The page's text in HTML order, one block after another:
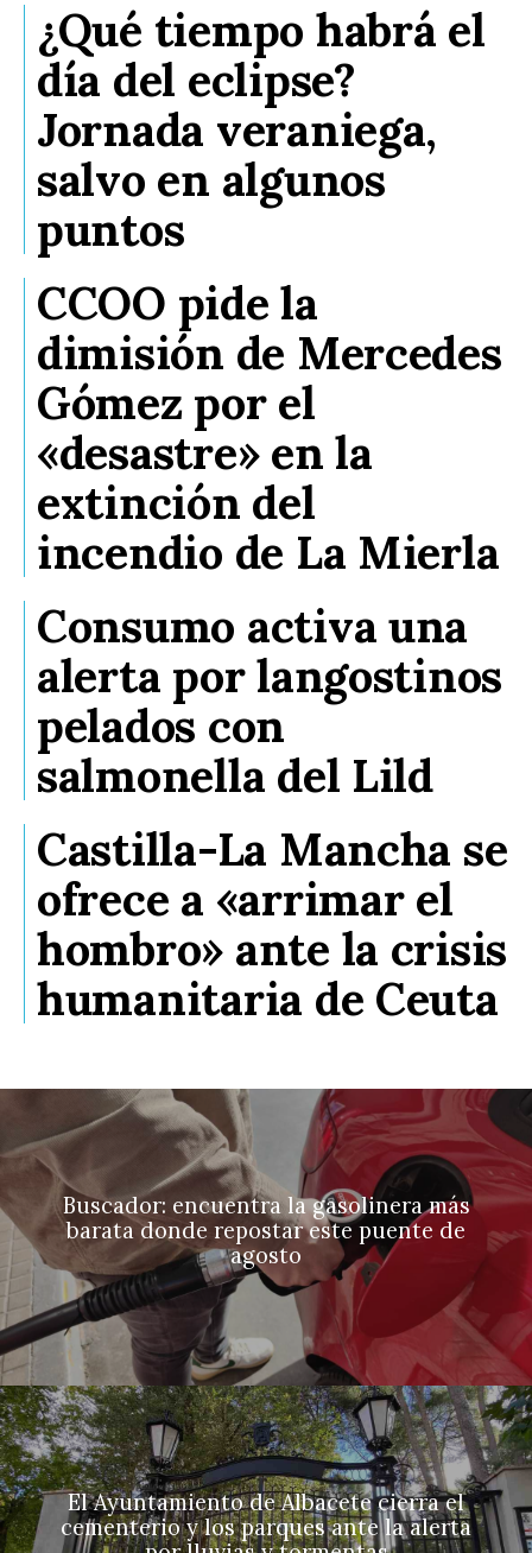
¿Qué tiempo habrá el
día del eclipse?
Jornada veraniega,
salvo en algunos
puntos
CCOO pide la
dimisión de Mercedes
Gómez por el
«desastre» en la
extinción del
incendio de La Mierla
Consumo activa una
alerta por langostinos
pelados con
salmonella del Lild
Castilla-La Mancha se
ofrece a «arrimar el
hombro» ante la crisis
humanitaria de Ceuta
Buscador: encuentra la gasolinera más
barata donde repostar este puente de
agosto
El Ayuntamiento de Albacete cierra el
cementerio y los parques ante la alerta